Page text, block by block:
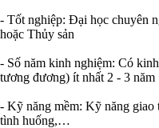
- Tốt nghiệp: Đại học chuyên
hoặc Thủy sản
- Số năm kinh nghiệm: Có
tương đương) ít nhất 2 - 3 năm
- Kỹ năng mềm: Kỹ năng
tình huống,…